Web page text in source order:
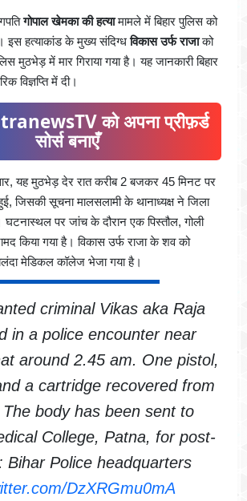
गोपाल खेमका की हत्यामामले में बिहार पुलिस को
इस हत्याकांड के मुख्य संदिग्धविकास उर्फ राजाको
मुठभेड़ में मार गिराया गया है। यह जानकारी बिहार
विज्ञप्ति में दी।
को अपना प्रीफ़र्ड
सोर्स बनाएँ
यह मुठभेड़ देर रात करीब 2 बजकर 45 मिनट पर
जिसकी सूचना मालसलामी के थानाध्यक्ष ने जिला
घटनास्थल पर जांच के दौरान एक पिस्तौल, गोली
किया गया है। विकास उर्फ राजा के शव को
मेडिकल कॉलेज भेजा गया है।
criminal Vikas aka Raja
in a police encounter near
around 2.45 am. One pistol,
a cartridge recovered from
body has been sent to
College, Patna, for post-
Bihar Police headquarters
DzXRGmu0mA